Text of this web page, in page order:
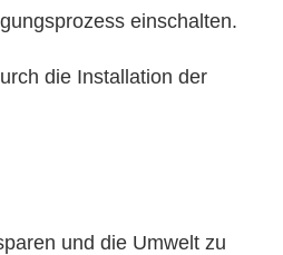
einschalten.
die Installation der
und die Umwelt zu